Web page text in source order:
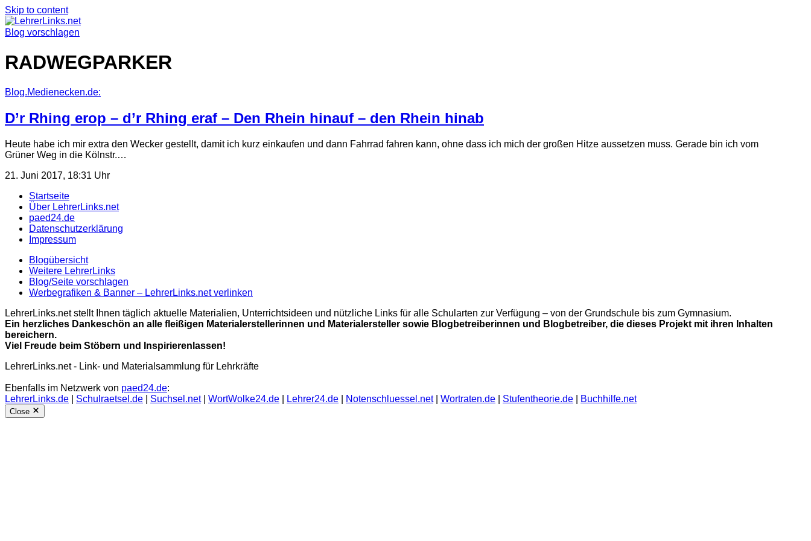
Skip to content
Blog vorschlagen
RADWEGPARKER
Blog.Medienecken.de:
D’r Rhing erop – d’r Rhing eraf – Den Rhein hinauf – den Rhein hinab
Heute habe ich mir extra den Wecker gestellt, damit ich kurz einkaufen und dann Fahrrad fahren kann, ohne dass ich mich der großen Hitze aussetzen muss. Gerade bin ich vom
Grüner Weg in die Kölnstr.…
21. Juni 2017, 18:31 Uhr
Startseite
Über LehrerLinks.net
paed24.de
Datenschutzerklärung
Impressum
Blogübersicht
Weitere LehrerLinks
Blog/Seite vorschlagen
Werbegrafiken & Banner – LehrerLinks.net verlinken
LehrerLinks.net stellt Ihnen täglich aktuelle Materialien, Unterrichtsideen und nützliche Links für alle Schularten zur Verfügung – von der Grundschule bis zum Gymnasium.
Ein herzliches Dankeschön an alle fleißigen Materialerstellerinnen und Materialersteller sowie Blogbetreiberinnen und Blogbetreiber, die dieses Projekt mit ihren Inhalten
bereichern.
Viel Freude beim Stöbern und Inspirierenlassen!
LehrerLinks.net - Link- und Materialsammlung für Lehrkräfte
Ebenfalls im Netzwerk von paed24.de:
LehrerLinks.de
Schulraetsel.de Suchsel.net| WortWolke24.de Lehrer24.de Notenschluessel.net| Wortraten.de Stufentheorie.de Buchhilfe.net
Close